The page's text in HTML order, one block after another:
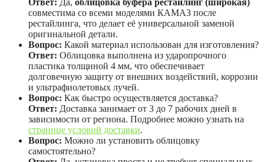
Ответ: Да, облицовка буфера рестайлинг (широкая)
совместима со всеми моделями КАМАЗ после
рестайлинга, что делает её универсальной заменой
оригинальной детали.
Вопрос: Какой материал использован для изготовления?
Ответ: Облицовка выполнена из ударопрочного
пластика толщиной 4 мм, что обеспечивает
долговечную защиту от внешних воздействий, коррозии
и ультрафиолетовых лучей.
Вопрос: Как быстро осуществляется доставка?
Ответ: Доставка занимает от 3 до 7 рабочих дней в
зависимости от региона. Подробнее можно узнать на
странице условий доставки.
Вопрос: Можно ли установить облицовку
самостоятельно?